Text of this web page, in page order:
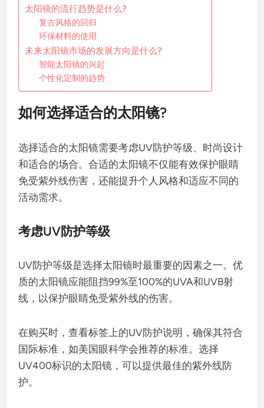
太阳镜的流行趋势是什么?
复古风格的回归
环保材料的使用
未来太阳镜市场的发展方向是什么?
智能太阳镜的兴起
个性化定制的趋势
如何选择适合的太阳镜?
选择适合的太阳镜需要考虑UV防护等级、时尚设计
和适合的场合。合适的太阳镜不仅能有效保护眼睛
免受紫外线伤害，还能提升个人风格和适应不同的
活动需求。
考虑UV防护等级
UV防护等级是选择太阳镜时最重要的因素之一。优
质的太阳镜应能阻挡99%至100%的UVA和UVB射
线，以保护眼睛免受紫外线的伤害。
在购买时，查看标签上的UV防护说明，确保其符合
国际标准，如美国眼科学会推荐的标准。选择
UV400标识的太阳镜，可以提供最佳的紫外线防
护。